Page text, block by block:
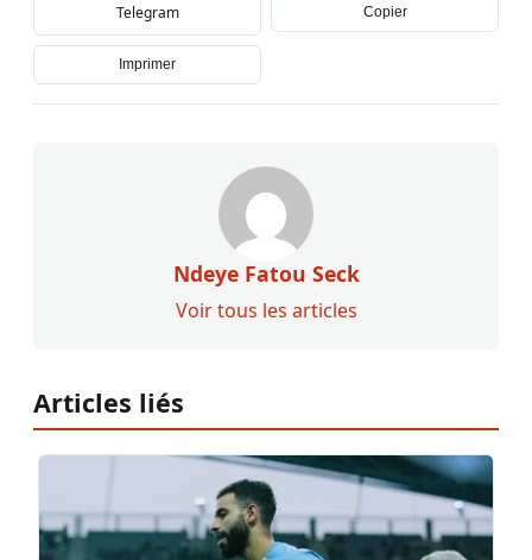
Telegram Copier
Imprimer
Ndeye Fatou Seck
Voir tous les articles
Articles liés